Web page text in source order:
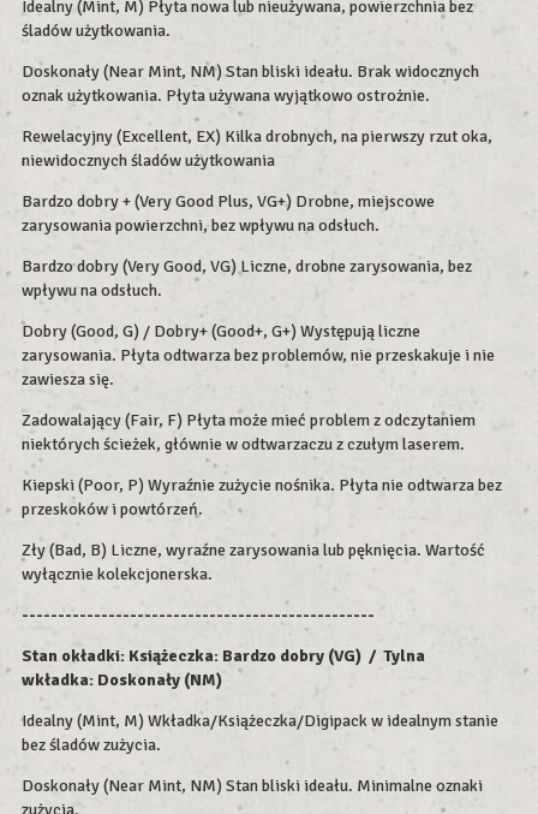
Idealny (Mint, M) Płyta nowa lub nieużywana, powierzchnia bez
śladów użytkowania.
Doskonały (Near Mint, NM) Stan bliski ideału. Brak widocznych
oznak użytkowania. Płyta używana wyjątkowo ostrożnie.
Rewelacyjny (Excellent, EX) Kilka drobnych, na pierwszy rzut oka,
niewidocznych śladów użytkowania
Bardzo dobry + (Very Good Plus, VG+) Drobne, miejscowe
zarysowania powierzchni, bez wpływu na odsłuch.
Bardzo dobry (Very Good, VG) Liczne, drobne zarysowania, bez
wpływu na odsłuch.
Dobry (Good, G) / Dobry+ (Good+, G+) Występują liczne
zarysowania. Płyta odtwarza bez problemów, nie przeskakuje i nie
zawiesza się.
Zadowalający (Fair, F) Płyta może mieć problem z odczytaniem
niektórych ścieżek, głównie w odtwarzaczu z czułym laserem.
Kiepski (Poor, P) Wyraźnie zużycie nośnika. Płyta nie odtwarza bez
przeskoków i powtórzeń.
Zły (Bad, B) Liczne, wyraźne zarysowania lub pęknięcia. Wartość
wyłącznie kolekcjonerska.
-------------------------------------------------
Stan okładki: Książeczka: Bardzo dobry (VG) / Tylna
wkładka: Doskonały (NM)
Idealny (Mint, M) Wkładka/Książeczka/Digipack w idealnym stanie
bez śladów zużycia.
Doskonały (Near Mint, NM) Stan bliski ideału. Minimalne oznaki